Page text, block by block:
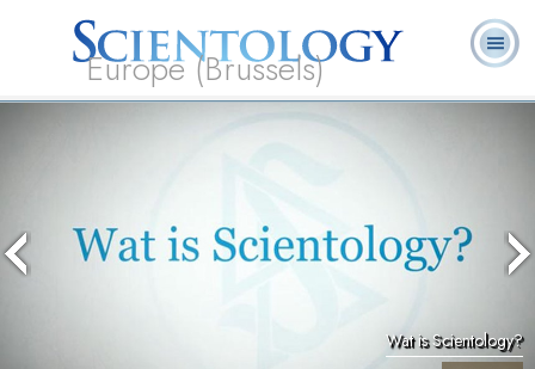
Europe (Brussels)
Werkers
Wat is Scientology?